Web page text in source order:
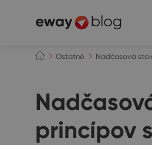
Ostatné Nadčasová
princípov